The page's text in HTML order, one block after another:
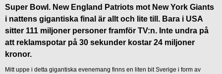
Super Bowl. New England Patriots mot New York Giants
i nattens gigantiska final är allt och lite till. Bara i USA
sitter 111 miljoner personer framför TV:n. Inte undra på
att reklamspotar på 30 sekunder kostar 24 miljoner
kronor.
Mitt uppe i detta gigantiska evenemang finns en liten bit Sverige i form av